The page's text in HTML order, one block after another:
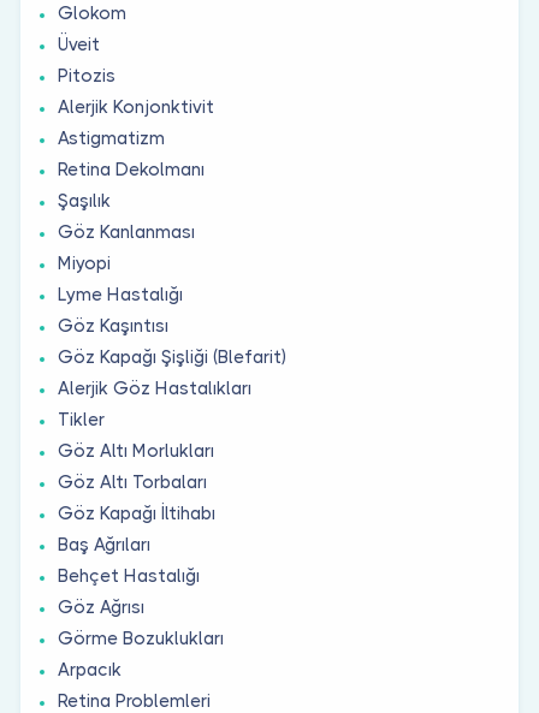
Glokom
Üveit
Pitozis
Alerjik Konjonktivit
Astigmatizm
Retina Dekolmanı
Şaşılık
Göz Kanlanması
Miyopi
Lyme Hastalığı
Göz Kaşıntısı
Göz Kapağı Şişliği (Blefarit)
Alerjik Göz Hastalıkları
Tikler
Göz Altı Morlukları
Göz Altı Torbaları
Göz Kapağı İltihabı
Baş Ağrıları
Behçet Hastalığı
Göz Ağrısı
Görme Bozuklukları
Arpacık
Retina Problemleri